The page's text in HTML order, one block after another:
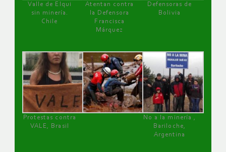
Valle de Elqui
sin minería.
Chile
Atentan contra
la Defensora
Francisca
Márquez
Defensoras de
Bolivia
Protestas contra
VALE, Brasil
No a la minería ,
Bariloche,
Argentina